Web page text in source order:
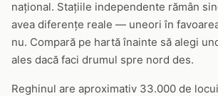
național. Stațiile independente rămân
avea diferențe reale — uneori în
nu. Compară pe hartă înainte să alegi
ales dacă faci drumul spre nord des.
Reghinul are aproximativ 33.000 de